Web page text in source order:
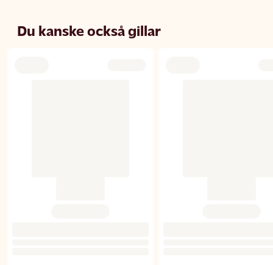
Du kanske också gillar